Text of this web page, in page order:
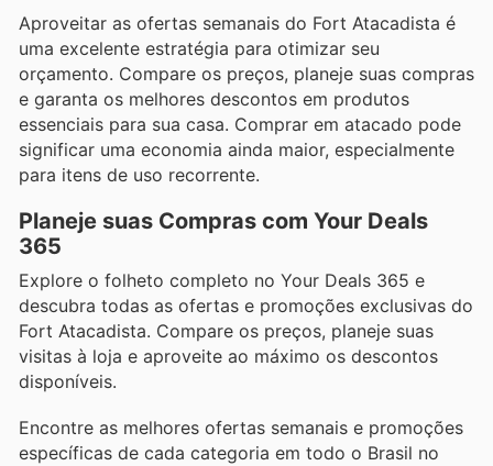
Aproveitar as ofertas semanais do Fort Atacadista é
uma excelente estratégia para otimizar seu
orçamento. Compare os preços, planeje suas compras
e garanta os melhores descontos em produtos
essenciais para sua casa. Comprar em atacado pode
significar uma economia ainda maior, especialmente
para itens de uso recorrente.
Planeje suas Compras com Your Deals
365
Explore o folheto completo no Your Deals 365 e
descubra todas as ofertas e promoções exclusivas do
Fort Atacadista. Compare os preços, planeje suas
visitas à loja e aproveite ao máximo os descontos
disponíveis.
Encontre as melhores ofertas semanais e promoções
específicas de cada categoria em todo o Brasil no